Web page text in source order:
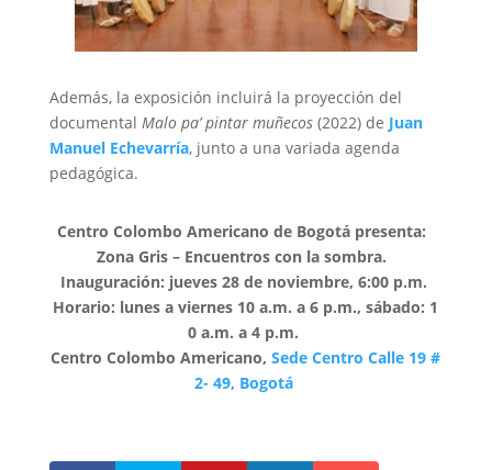
Además, la exposición incluirá la proyección del
documental Malo pa’ pintar muñecos(2022) de Juan
Manuel Echevarría, junto a una variada agenda
pedagógica.
Centro Colombo Americano de Bogotá presenta:
Zona Gris – Encuentros con la sombra.
Inauguración: jueves 28 de noviembre, 6:00 p.m.
Horario: lunes a viernes 10 a.m. a 6 p.m., sábado: 1
0 a.m. a 4 p.m.
Centro Colombo Americano,Sede Centro Calle 19 #
2- 49, Bogotá